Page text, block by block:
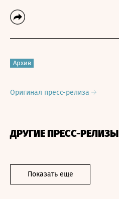
Архив
Оригинал пресс-релиза
ДРУГИЕ ПРЕСС-РЕЛИЗЫ
Показать еще